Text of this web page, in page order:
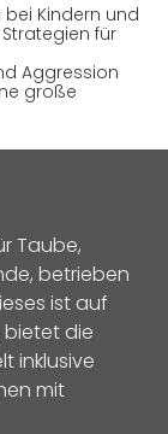
Kindern und
für
Aggression
große
Taube,
betrieben
ist auf
bietet die
inklusive
mit